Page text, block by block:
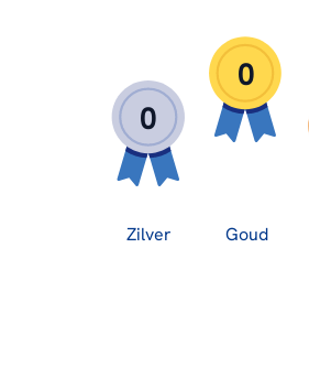
0
0
Zilver Goud